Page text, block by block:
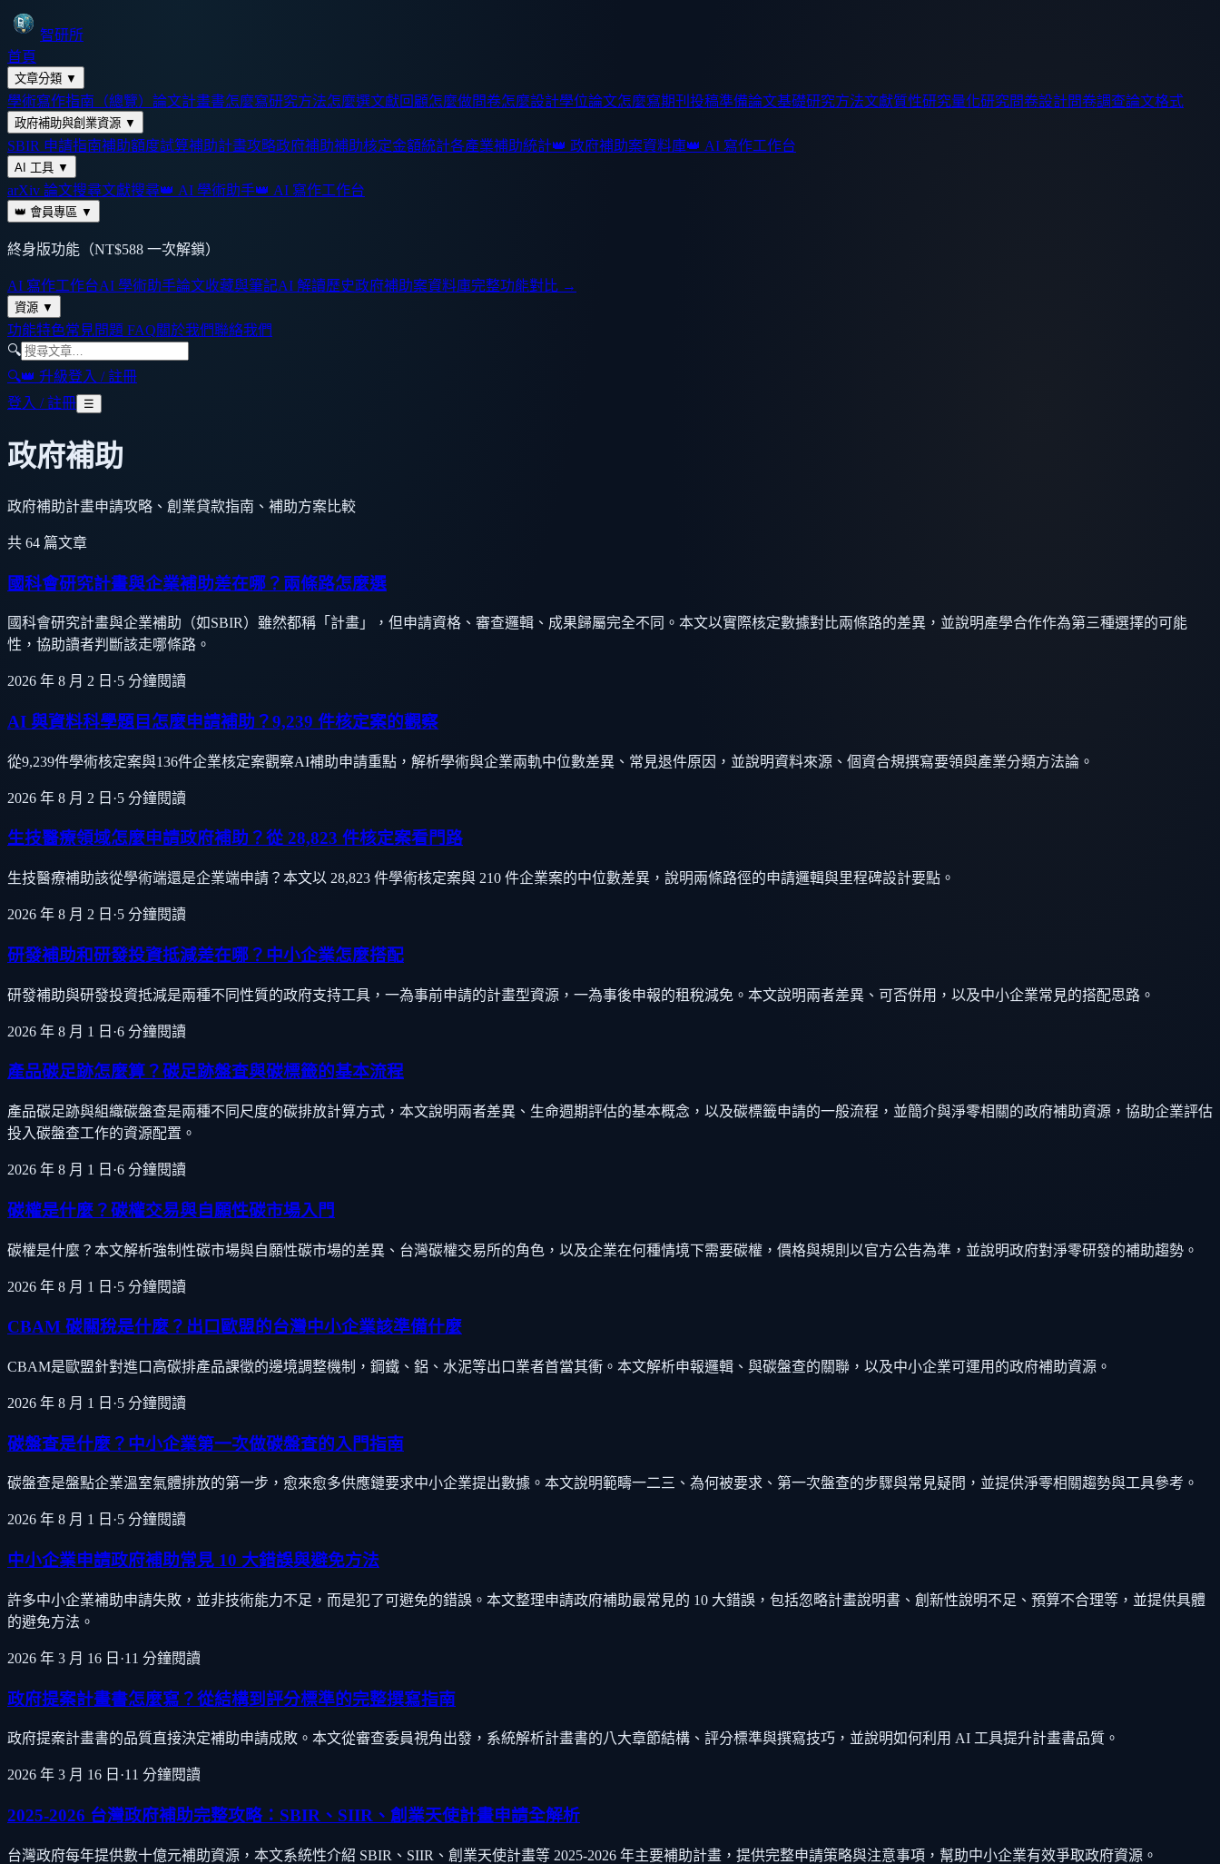
智研所
首頁
文章分類 ▼
學術寫作指南（總覽） 論文計畫書怎麼寫研究方法怎麼選文獻回顧怎麼做問卷怎麼設計學位論文怎麼寫期刊投稿準備論文基礎研究方法文獻質性研究量化研究問卷設計問卷調查論文格式
政府補助與創業資源 ▼
SBIR 申請指南補助額度試算補助計畫攻略政府補助補助核定金額統計各產業補助統計👑 政府補助案資料庫👑 AI 寫作工作台
AI 工具 ▼
arXiv 論文搜尋文獻搜尋👑 AI 學術助手👑 AI 寫作工作台
👑 會員專區 ▼
終身版功能（NT$588 一次解鎖）
AI 寫作工作台AI 學術助手論文收藏與筆記AI 解讀歷史政府補助案資料庫完整功能對比 →
資源 ▼
功能特色常見問題 FAQ關於我們聯絡我們
🔍
🔍👑 升級登入 / 註冊
登入 / 註冊 ☰
政府補助
政府補助計畫申請攻略、創業貸款指南、補助方案比較
共 64 篇文章
國科會研究計畫與企業補助差在哪？兩條路怎麼選
國科會研究計畫與企業補助（如SBIR）雖然都稱「計畫」，但申請資格、審查邏輯、成果歸屬完全不同。本文以實際核定數據對比兩條路的差異，並說明產學合作作為第三種選擇的可能
性，協助讀者判斷該走哪條路。
2026 年 8 月 2 日 ·5 分鐘閱讀
AI 與資料科學題目怎麼申請補助？9,239 件核定案的觀察
從9,239件學術核定案與136件企業核定案觀察AI補助申請重點，解析學術與企業兩軌中位數差異、常見退件原因，並說明資料來源、個資合規撰寫要領與產業分類方法論。
2026 年 8 月 2 日 ·5 分鐘閱讀
生技醫療領域怎麼申請政府補助？從 28,823 件核定案看門路
生技醫療補助該從學術端還是企業端申請？本文以 28,823 件學術核定案與 210 件企業案的中位數差異，說明兩條路徑的申請邏輯與里程碑設計要點。
2026 年 8 月 2 日 ·5 分鐘閱讀
研發補助和研發投資抵減差在哪？中小企業怎麼搭配
研發補助與研發投資抵減是兩種不同性質的政府支持工具，一為事前申請的計畫型資源，一為事後申報的租稅減免。本文說明兩者差異、可否併用，以及中小企業常見的搭配思路。
2026 年 8 月 1 日 ·6 分鐘閱讀
產品碳足跡怎麼算？碳足跡盤查與碳標籤的基本流程
產品碳足跡與組織碳盤查是兩種不同尺度的碳排放計算方式，本文說明兩者差異、生命週期評估的基本概念，以及碳標籤申請的一般流程，並簡介與淨零相關的政府補助資源，協助企業評估
投入碳盤查工作的資源配置。
2026 年 8 月 1 日 ·6 分鐘閱讀
碳權是什麼？碳權交易與自願性碳市場入門
碳權是什麼？本文解析強制性碳市場與自願性碳市場的差異、台灣碳權交易所的角色，以及企業在何種情境下需要碳權，價格與規則以官方公告為準，並說明政府對淨零研發的補助趨勢。
2026 年 8 月 1 日 ·5 分鐘閱讀
CBAM 碳關稅是什麼？出口歐盟的台灣中小企業該準備什麼
CBAM是歐盟針對進口高碳排產品課徵的邊境調整機制，鋼鐵、鋁、水泥等出口業者首當其衝。本文解析申報邏輯、與碳盤查的關聯，以及中小企業可運用的政府補助資源。
2026 年 8 月 1 日 ·5 分鐘閱讀
碳盤查是什麼？中小企業第一次做碳盤查的入門指南
碳盤查是盤點企業溫室氣體排放的第一步，愈來愈多供應鏈要求中小企業提出數據。本文說明範疇一二三、為何被要求、第一次盤查的步驟與常見疑問，並提供淨零相關趨勢與工具參考。
2026 年 8 月 1 日 ·5 分鐘閱讀
中小企業申請政府補助常見 10 大錯誤與避免方法
許多中小企業補助申請失敗，並非技術能力不足，而是犯了可避免的錯誤。本文整理申請政府補助最常見的 10 大錯誤，包括忽略計畫說明書、創新性說明不足、預算不合理等，並提供具體
的避免方法。
2026 年 3 月 16 日 ·11 分鐘閱讀
政府提案計畫書怎麼寫？從結構到評分標準的完整撰寫指南
政府提案計畫書的品質直接決定補助申請成敗。本文從審查委員視角出發，系統解析計畫書的八大章節結構、評分標準與撰寫技巧，並說明如何利用 AI 工具提升計畫書品質。
2026 年 3 月 16 日 ·11 分鐘閱讀
2025-2026 台灣政府補助完整攻略：SBIR、SIIR、創業天使計畫申請全解析
台灣政府每年提供數十億元補助資源，本文系統性介紹 SBIR、SIIR、創業天使計畫等 2025-2026 年主要補助計畫，提供完整申請策略與注意事項，幫助中小企業有效爭取政府資源。